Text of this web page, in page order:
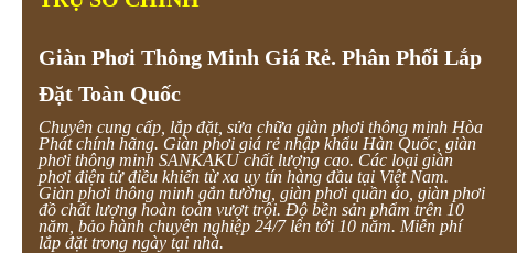
Giàn Phơi Thông Minh Giá Rẻ. Phân Phối Lắp
Đặt Toàn Quốc
Chuyên cung cấp, lắp đặt, sửa chữa giàn phơi thông minh Hòa
Phát chính hãng. Giàn phơi giá rẻ nhập khẩu Hàn Quốc, giàn
phơi thông minh SANKAKU chất lượng cao. Các loại giàn
phơi điện tử điều khiển từ xa uy tín hàng đầu tại Việt Nam.
Giàn phơi thông minh gắn tường, giàn phơi quần áo, giàn phơi
đồ chất lượng hoàn toàn vượt trội. Độ bền sản phẩm trên 10
năm, bảo hành chuyên nghiệp 24/7 lên tới 10 năm. Miễn phí
lắp đặt trong ngày tại nhà.